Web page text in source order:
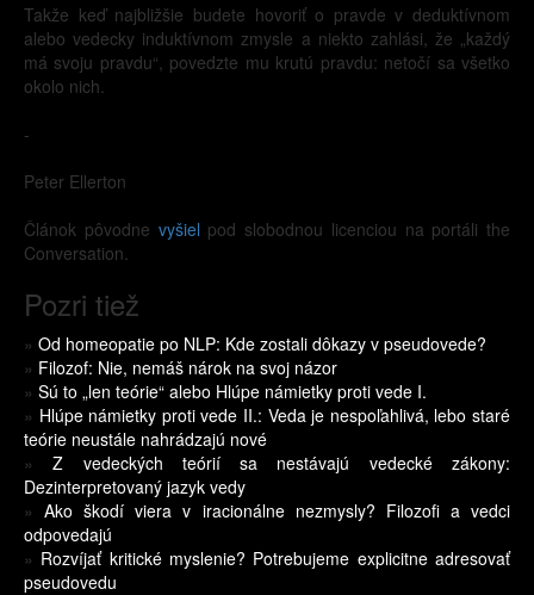
Takže keď najbližšie budete hovoriť o pravde v deduktívnom
alebo vedecky induktívnom zmysle a niekto zahlási, že „každý
má svoju pravdu“, povedzte mu krutú pravdu: netočí sa všetko
okolo nich.
-
Peter Ellerton
Článok pôvodne vyšiel pod slobodnou licenciou na portáli the
Conversation.
Pozri tiež
» Od homeopatie po NLP: Kde zostali dôkazy v pseudovede?
» Filozof: Nie, nemáš nárok na svoj názor
» Sú to „len teórie“ alebo Hlúpe námietky proti vede I.
» Hlúpe námietky proti vede II.: Veda je nespoľahlivá, lebo staré
teórie neustále nahrádzajú nové
»Z vedeckých teórií sa nestávajú vedecké zákony:
Dezinterpretovaný jazyk vedy
»Ako škodí viera v iracionálne nezmysly? Filozofi a vedci
odpovedajú
» Rozvíjať kritické myslenie? Potrebujeme explicitne adresovať
pseudovedu